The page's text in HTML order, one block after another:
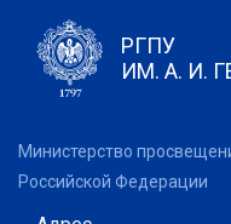
РГПУ
ИМ. А. И.
Министерство
Российской Федерации